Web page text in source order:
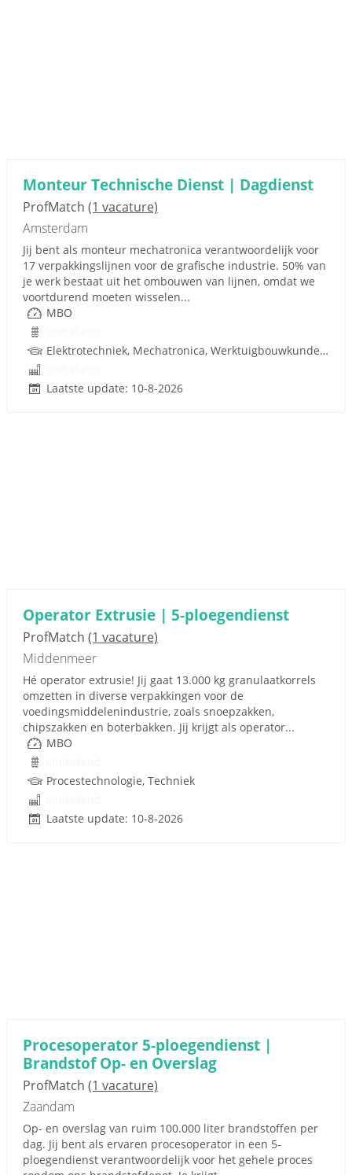
Monteur Technische Dienst | Dagdienst
ProfMatch (1 vacature)
Amsterdam
Jij bent als monteur mechatronica verantwoordelijk voor
17 verpakkingslijnen voor de grafische industrie. 50% van
je werk bestaat uit het ombouwen van lijnen, omdat we
voortdurend moeten wisselen...
MBO
Elektrotechniek, Mechatronica, Werktuigbouwkunde, Metaal, Techniek
Laatste update: 10-8-2026
Operator Extrusie | 5-ploegendienst
ProfMatch (1 vacature)
Middenmeer
Hé operator extrusie! Jij gaat 13.000 kg granulaatkorrels
omzetten in diverse verpakkingen voor de
voedingsmiddelenindustrie, zoals snoepzakken,
chipszakken en boterbakken. Jij krijgt als operator...
MBO
Procestechnologie, Techniek
Laatste update: 10-8-2026
Procesoperator 5-ploegendienst |
Brandstof Op- en Overslag
ProfMatch (1 vacature)
Zaandam
Op- en overslag van ruim 100.000 liter brandstoffen per
dag. Jij bent als ervaren procesoperator in een 5-
ploegendienst verantwoordelijk voor het gehele proces